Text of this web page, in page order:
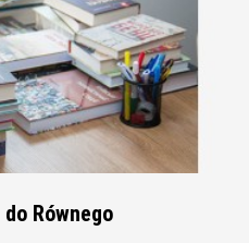
Równego